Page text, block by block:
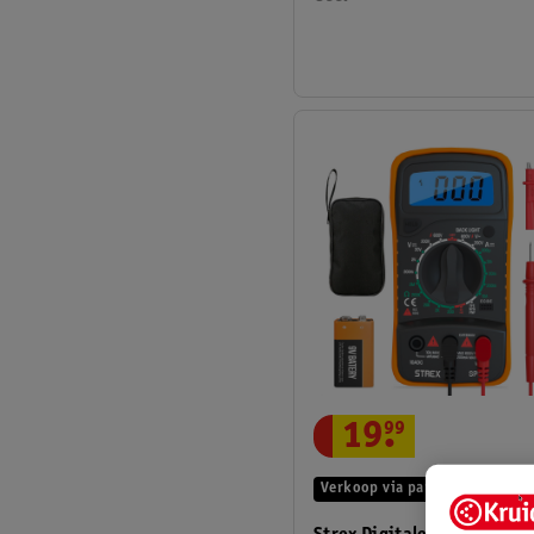
Verkoop via partner
19.
99